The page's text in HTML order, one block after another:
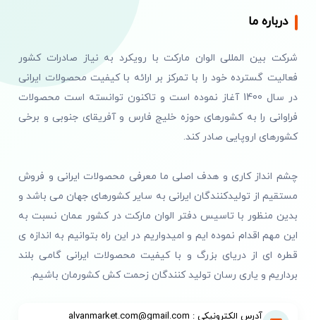
درباره ما
شرکت بین المللی الوان مارکت با رویکرد به نیاز صادرات کشور
فعالیت گسترده خود را با تمرکز بر ارائه با کیفیت محصولات ایرانی
در سال 1400 آغاز نموده است و تاکنون توانسته است محصولات
فراوانی را به کشورهای حوزه خلیج فارس و آفریقای جنوبی و برخی
کشورهای اروپایی صادر کند.
چشم انداز کاری و هدف اصلی ما معرفی محصولات ایرانی و فروش
مستقیم از تولیدکنندگان ایرانی به سایر کشورهای جهان می باشد و
بدین منظور با تاسیس دفتر الوان مارکت در کشور عمان نسبت به
این مهم اقدام نموده ایم و امیدواریم در این راه بتوانیم به اندازه ی
قطره ای از دریای بزرگ و با کیفیت محصولات ایرانی گامی بلند
برداریم و یاری رسان تولید کنندگان زحمت کش کشورمان باشیم.
آدرس الکترونیکی : alvanmarket.com@gmail.com